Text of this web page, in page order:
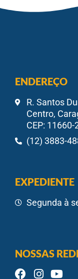
ENDEREÇO
R. Santos
Centro,
CEP: 11660-
(12) 3883-
EXPEDIENTE
Segunda à
NOSSAS